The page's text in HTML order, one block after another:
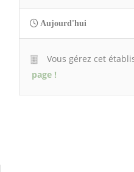
Aujourd'hui
Vous gérez cet
page !